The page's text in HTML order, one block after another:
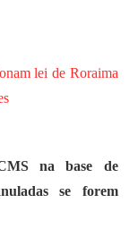
lei de Roraima
na base de
se forem